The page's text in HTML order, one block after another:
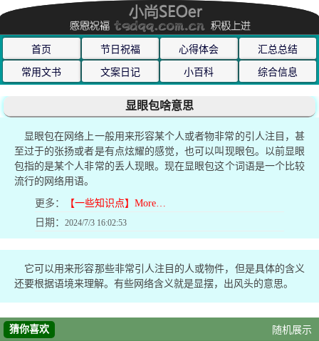
首页 节日祝福 心得体会 汇总总结
常用文书 文案日记 小百科 综合信息
显眼包啥意思
显眼包在网络上一般用来形容某个人或者物非常的引人注目，甚
至过于的张扬或者是有点炫耀的感觉，也可以叫现眼包。以前显眼
包指的是某个人非常的丢人现眼。现在显眼包这个词语是一个比较
流行的网络用语。
更多：
【一些知识点】More…
日期： 2024/7/3 16:02:53
它可以用来形容那些非常引人注目的人或物件，但是具体的含义
还要根据语境来理解。有些网络含义就是显摆，出风头的意思。
随机展示
猜你喜欢